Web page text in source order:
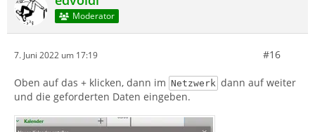
Moderator
7. Juni 2022 um 17:19 #16
Oben auf das + klicken, dann im Netzwerk dann auf weiter
und die geforderten Daten eingeben.